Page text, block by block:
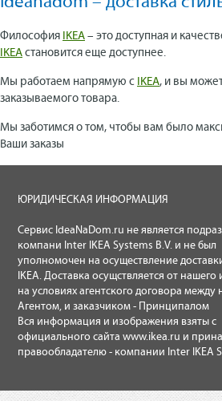
Философия IKEA – это доступная и
IKEA становится еще доступнее.
Мы работаем напрямую с IKEA, и вы
заказываемого товара.
Мы заботимся о том, чтобы вам было
Ваши заказы
ЮРИДИЧЕСКАЯ ИНФОРМАЦИЯ
Сервис IdeaNaDom.ru не является
компани Inter IKEA Systems B.V. и не был
уполномочен на осуществление
IKEA. Доставка осущствляется от нашего
на условиях агентского договора между
Агентом, и заказчиком - Принципалом
Вся информация и изображения взяты с
официального сайта www.ikea.ru и
правообладателю - компании Inter IKEA